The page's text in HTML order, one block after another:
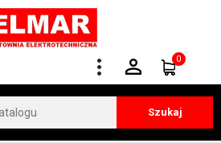
0

Szukaj